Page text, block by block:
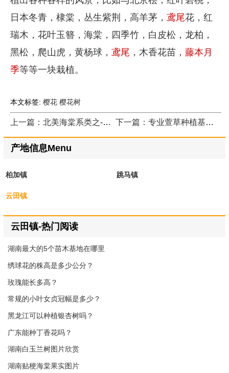
日本冬青，棣棠，丛生紫荆，高羊茅， 鸢尾花，红
瑞木，花叶玉簪，海棠，四季竹，白皮松，龙柏，
黑松，爬山虎，黄杨球， 鸢尾 ，木香花苗， 藤本月
季等等一块栽植。
本文标签: 樱花 樱花树
上一篇：北美海棠系类之-绚丽海棠，3~10公分2万棵待售 下一篇：专业萱草种植基地，年产千万棵的萱草批发基地
产地信息Menu
柏加镇 跳马镇
云田镇
云田镇-热门阅读
湖南最大的5个苗木基地在哪里
绣球花的株高是多少公分？
玫瑰能长多高？
常规的小叶女贞冠幅是多少？
黑龙江可以种植银杏树吗？
广东能种丁香花吗？
湖南白玉兰树图片欣赏
湖南贴梗海棠果实图片